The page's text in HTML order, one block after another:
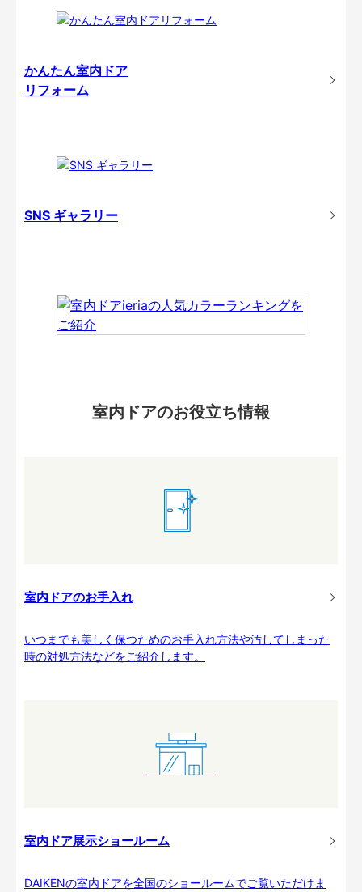
かんたん室内ドア
リフォーム
SNS ギャラリー
室内ドアのお役立ち情報
室内ドアのお手入れ
いつまでも美しく保つためのお手入れ方法や汚してしまった
時の対処方法などをご紹介します。
室内ドア展示ショールーム
DAIKENの室内ドアを全国のショールームでご覧いただけま